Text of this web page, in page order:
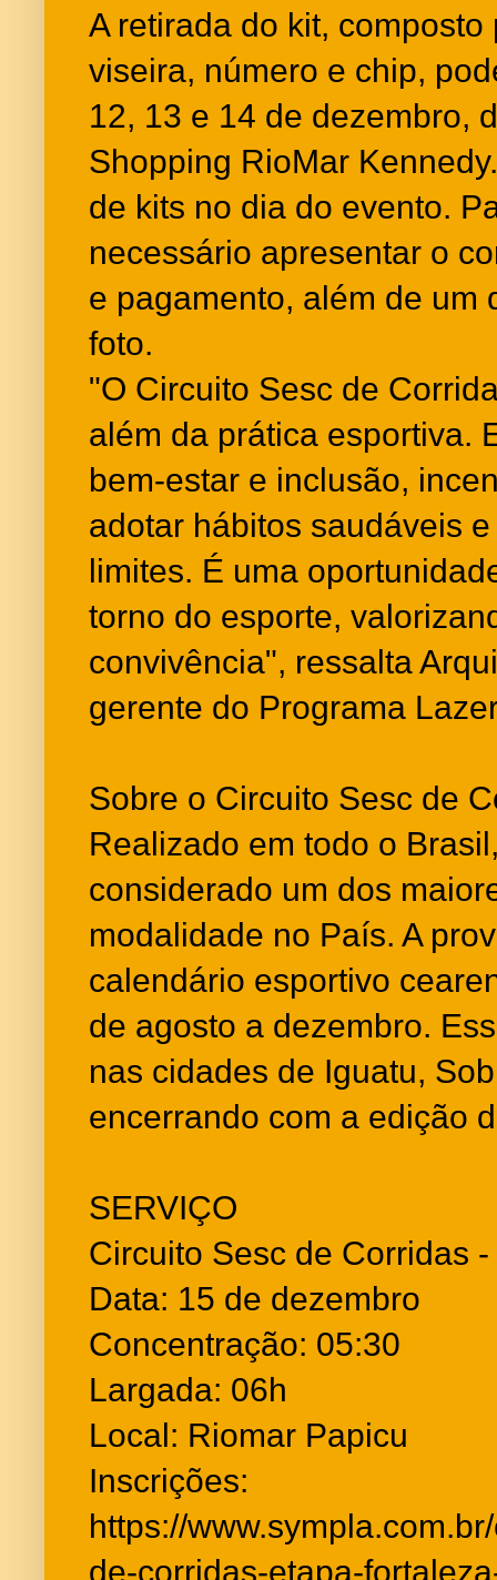
A retirada do kit,
viseira, número e chip,
12, 13 e 14 de dezembro,
Shopping RioMar
de kits no dia do evento.
necessário apresentar o
e pagamento, além de um
foto.
"O Circuito Sesc de
além da prática esportiva.
bem-estar e inclusão,
adotar hábitos saudáveis
limites. É uma
torno do esporte,
convivência", ressalta
gerente do Programa
Sobre o Circuito Sesc de
Realizado em todo o
considerado um dos
modalidade no País. A
calendário esportivo
de agosto a dezembro.
nas cidades de Iguatu,
encerrando com a edição
SERVIÇO
Circuito Sesc de Corridas
Data: 15 de dezembro
Concentração: 05:30
Largada: 06h
Local: Riomar Papicu
Inscrições:
https://
de-corridas-etapa-